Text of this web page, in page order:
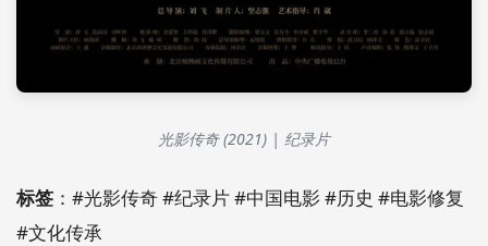
光影传奇 (2021) | 纪录片
标签 ：#光影传奇 #纪录片 #中国电影 #历史 #电影修复
#文化传承